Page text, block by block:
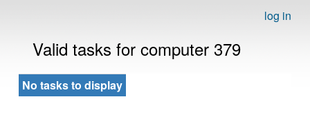
log in
Valid tasks for computer 379
No tasks to display